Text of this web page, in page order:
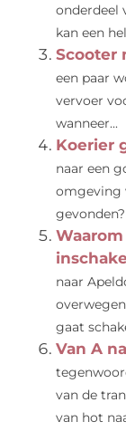
onderdeel
kan een
Scooter
een paar
vervoer
wanneer...
Koerier
naar een
omgeving
naar
gaat
Van A
van de
van hot